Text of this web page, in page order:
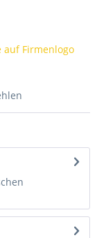
auf Firmenlogo